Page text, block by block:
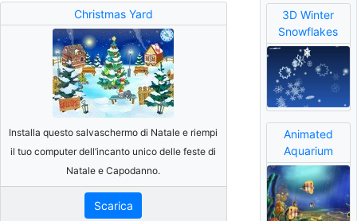
Christmas Yard
Installa questo salvaschermo di Natale e riempi
il tuo computer dell’incanto unico delle feste di
Natale e Capodanno.
Scarica
3D Winter
Snowflakes
Animated
Aquarium